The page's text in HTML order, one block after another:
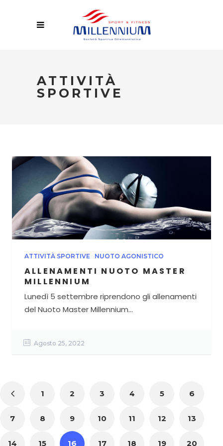
ATTIVITÀ
SPORTIVE
ATTIVITÀ SPORTIVE NUOTO AGONISTICO
ALLENAMENTI NUOTO MASTER
MILLENNIUM
Lunedì 5 settembre riprendono gli allenamenti
del Nuoto Master Millennium...
Agosto 25, 2022
1 2 3 4 5 6
7 8 9 10 11 12 13
14 15 16 17 18 19 20